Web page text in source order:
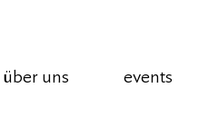
über uns events